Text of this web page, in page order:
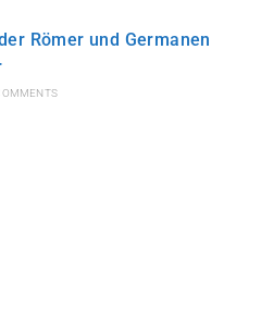
Römer und Germanen